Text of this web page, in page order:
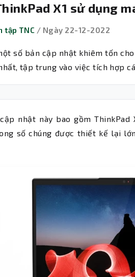
X1 sử dụng
tập TNC / Ngày 22-12-2022
số bản cập nhật khiêm tốn
tập trung vào việc tích hợp
nhật này bao gồm ThinkPad
số chúng được thiết kế lại